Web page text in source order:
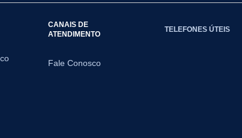
CANAIS DE
ATENDIMENTO
Fale Conosco
TELEFONES ÚTEIS